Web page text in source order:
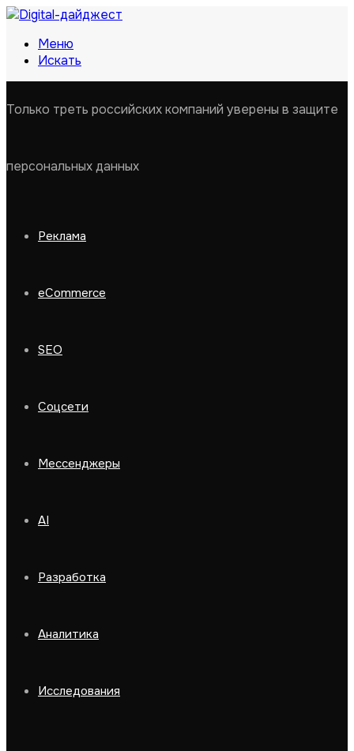
Меню
Искать
Только треть российских компаний уверены в защите
персональных данных
Реклама
eCommerce
SEO
Соцсети
Мессенджеры
AI
Разработка
Аналитика
Исследования